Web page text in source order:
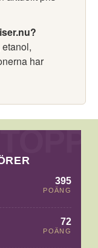
har
395
POÄNG
72
POÄNG